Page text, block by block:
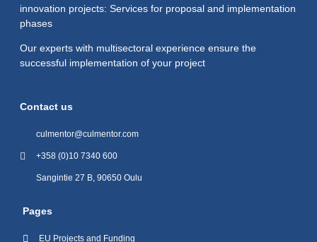
innovation projects: Services for proposal and implementation
phases
Our experts with multisectoral experience ensure the
successful implementation of your project
Contact us
culmentor@culmentor.com
+358 (0)10 7340 600
Sangintie 27 B, 90650 Oulu
Pages
EU Projects and Funding